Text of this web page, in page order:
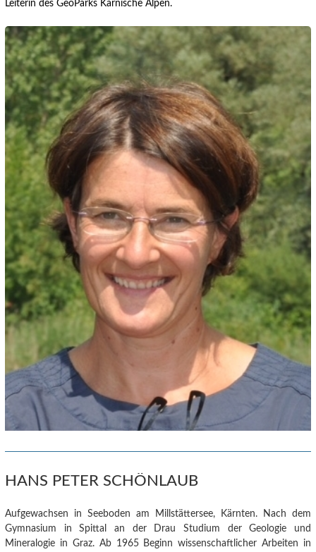
Leiterin des GeoParks Karnische Alpen.
HANS PETER SCHÖNLAUB
Aufgewachsen in Seeboden am Millstättersee, Kärnten. Nach dem
Gymnasium in Spittal an der Drau Studium der Geologie und
Mineralogie in Graz. Ab 1965 Beginn wissenschaftlicher Arbeiten in